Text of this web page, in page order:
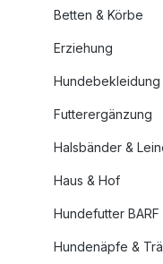
Betten & Körbe
Erziehung
Hundebekleidung
Futterergänzung
Halsbänder &
Haus & Hof
Hundefutter BARF
Hundenäpfe &